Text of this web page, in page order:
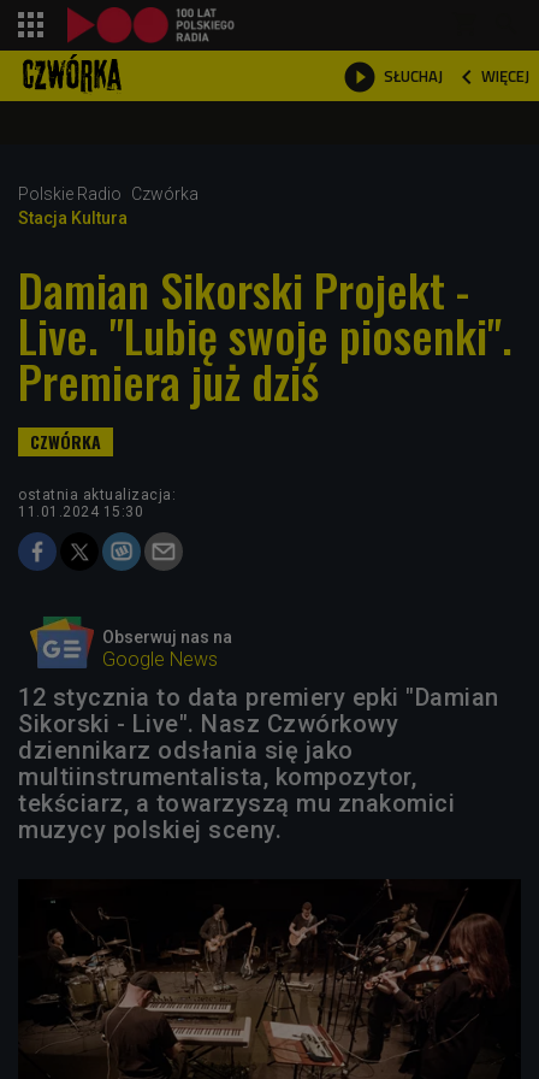
 SŁUCHAJ  WIĘCEJ

Polskie Radio
Czwórka
Stacja Kultura
Damian Sikorski Projekt -
Live. "Lubię swoje piosenki".
Premiera już dziś
ostatnia aktualizacja:
11.01.2024 15:30
Obserwuj nas na
Google News
12 stycznia to data premiery epki "Damian
Sikorski - Live". Nasz Czwórkowy
dziennikarz odsłania się jako
multiinstrumentalista, kompozytor,
tekściarz, a towarzyszą mu znakomici
muzycy polskiej sceny.